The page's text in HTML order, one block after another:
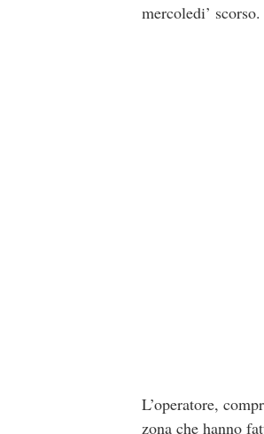
mercoledi’ scorso.
L’operatore,
zona che hanno